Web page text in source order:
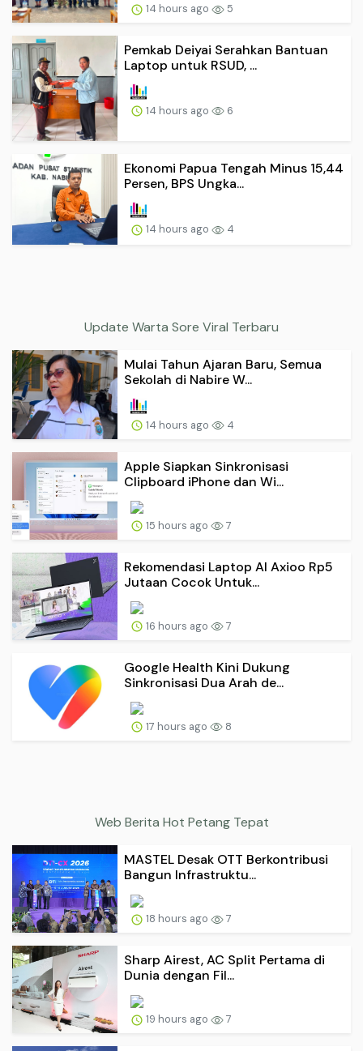
14 hours ago 5
Pemkab Deiyai Serahkan Bantuan
Laptop untuk RSUD, ...
14 hours ago 6
Ekonomi Papua Tengah Minus 15,44
Persen, BPS Ungka...
14 hours ago 4
Update Warta Sore Viral Terbaru
Mulai Tahun Ajaran Baru, Semua
Sekolah di Nabire W...
14 hours ago 4
Apple Siapkan Sinkronisasi
Clipboard iPhone dan Wi...
15 hours ago 7
Rekomendasi Laptop AI Axioo Rp5
Jutaan Cocok Untuk...
16 hours ago 7
Google Health Kini Dukung
Sinkronisasi Dua Arah de...
17 hours ago 8
Web Berita Hot Petang Tepat
MASTEL Desak OTT Berkontribusi
Bangun Infrastruktu...
18 hours ago 7
Sharp Airest, AC Split Pertama di
Dunia dengan Fil...
19 hours ago 7